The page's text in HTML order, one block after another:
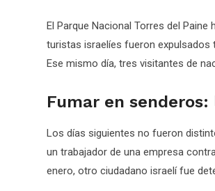
El Parque Nacional Torres del
turistas israelíes fueron
Ese mismo día, tres visitantes de
Fumar en
Los días siguientes no fueron
un trabajador de una empresa
enero, otro ciudadano israelí fue